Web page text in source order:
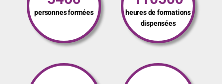
personnes formées
heures de formations
dispensées